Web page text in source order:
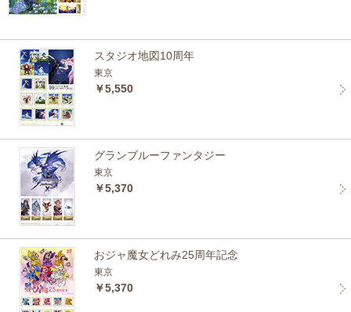
スタジオ地図10周年
東京
￥5,550
グランブルーファンタジー
東京
￥5,370
おジャ魔女どれみ25周年記念
東京
￥5,370